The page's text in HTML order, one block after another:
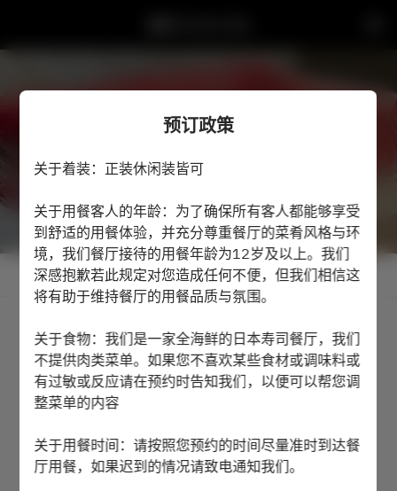
查看预订政策
2名
8月7日 (周五)
预订
预订政策
关于着装：正装休闲装皆可
关于用餐客人的年龄：为了确保所有客人都能够享受
到舒适的用餐体验，并充分尊重餐厅的菜肴风格与环
境，我们餐厅接待的用餐年龄为12岁及以上。我们
深感抱歉若此规定对您造成任何不便，但我们相信这
将有助于维持餐厅的用餐品质与氛围。
关于食物：我们是一家全海鲜的日本寿司餐厅，我们
不提供肉类菜单。如果您不喜欢某些食材或调味料或
有过敏或反应请在预约时告知我们，以便可以帮您调
整菜单的内容
关于用餐时间：请按照您预约的时间尽量准时到达餐
厅用餐，如果迟到的情况请致电通知我们。